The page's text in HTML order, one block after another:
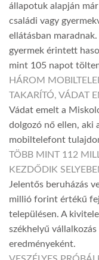
állapotuk alapján
családi vagy
ellátásban
gyermek érintett
mint 105 napot
HÁROM
TAKARÍTÓ, VÁDAT
Vádat emelt a
dolgozó nő ellen, aki
mobiltelefont
TÖBB MINT 112
KEZDŐDIK
Jelentős beruházás
millió forint értékű
településen. A
székhelyű
eredményeként.